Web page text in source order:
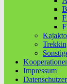
Impressum